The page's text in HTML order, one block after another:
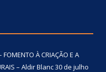
À CRIAÇÃO E A
– Aldir Blanc30 de julho